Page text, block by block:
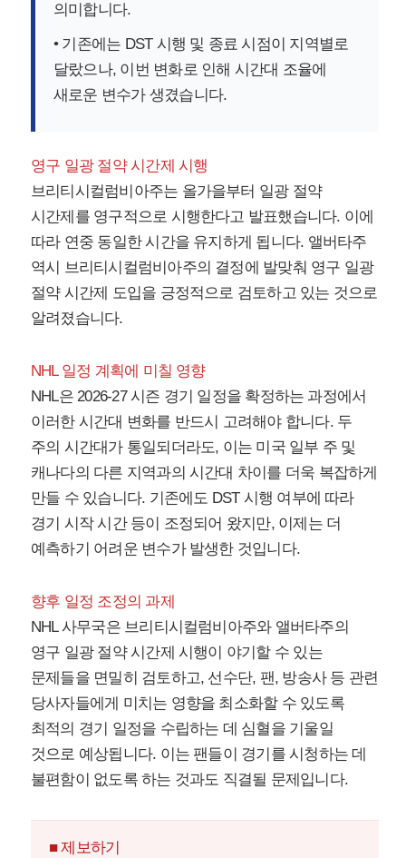
의미합니다.
• 기존에는 DST 시행 및 종료 시점이 지역별로
달랐으나, 이번 변화로 인해 시간대 조율에
새로운 변수가 생겼습니다.
영구 일광 절약 시간제 시행
브리티시컬럼비아주는 올가을부터 일광 절약
시간제를 영구적으로 시행한다고 발표했습니다. 이에
따라 연중 동일한 시간을 유지하게 됩니다. 앨버타주
역시 브리티시컬럼비아주의 결정에 발맞춰 영구 일광
절약 시간제 도입을 긍정적으로 검토하고 있는 것으로
알려졌습니다.
NHL 일정 계획에 미칠 영향
NHL은 2026-27 시즌 경기 일정을 확정하는 과정에서
이러한 시간대 변화를 반드시 고려해야 합니다. 두
주의 시간대가 통일되더라도, 이는 미국 일부 주 및
캐나다의 다른 지역과의 시간대 차이를 더욱 복잡하게
만들 수 있습니다. 기존에도 DST 시행 여부에 따라
경기 시작 시간 등이 조정되어 왔지만, 이제는 더
예측하기 어려운 변수가 발생한 것입니다.
향후 일정 조정의 과제
NHL 사무국은 브리티시컬럼비아주와 앨버타주의
영구 일광 절약 시간제 시행이 야기할 수 있는
문제들을 면밀히 검토하고, 선수단, 팬, 방송사 등 관련
당사자들에게 미치는 영향을 최소화할 수 있도록
최적의 경기 일정을 수립하는 데 심혈을 기울일
것으로 예상됩니다. 이는 팬들이 경기를 시청하는 데
불편함이 없도록 하는 것과도 직결될 문제입니다.
■ 제보하기